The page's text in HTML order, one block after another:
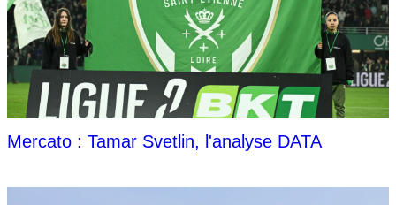
Mercato : Tamar Svetlin, l'analyse DATA